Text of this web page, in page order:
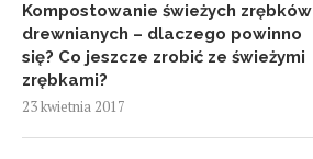
Kompostowanie świeżych zrębków
drewnianych – dlaczego powinno
się? Co jeszcze zrobić ze świeżymi
zrębkami?
23 kwietnia 2017